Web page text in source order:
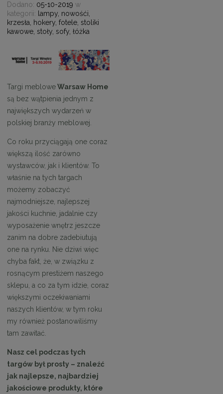
Dodano: 05-10-2019 w
kategorii: lampy nowośći
krzesła
hokery ,fotele ,stoliki
kawowe ,stoły ,sofy ,łóżka
Targi mebloweWarsaw Home
są bez wątpienia jednym z
największych wydarzeń w
polskiej branży meblowej.
Co roku przyciągają one coraz
większą ilość zarówno
wystawców, jak i klientów. To
właśnie na tych targach
możemy zobaczyć
najmodniejsze, najlepszej
jakości kuchnie, jadalnie czy
wyposażenie wnętrz jeszcze
zanim na dobre zadebiutują
one na rynku. Nie dziwi więc
chyba fakt, że, w związku z
rosnącym prestiżem naszego
sklepu, a co za tym idzie, coraz
większymi oczekiwaniami
naszych klientów, w tym roku
my również postanowiliśmy
tam zawitać.
Nasz cel podczas tych
targów był prosty – znaleźć
jak najlepsze, najbardziej
jakościowe produkty, które